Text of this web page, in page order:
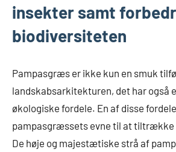
insekter samt
biodiversiteten
Pampasgræs er ikke kun en smuk
landskabsarkitekturen, det har også
økologiske fordele. En af disse
pampasgræssets evne til at tiltrække
De høje og majestætiske strå af